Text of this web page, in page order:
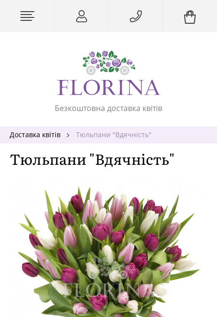
Безкоштовна доставка квітів
Доставка квітів Тюльпани "Вдячність"
Тюльпани "Вдячність"